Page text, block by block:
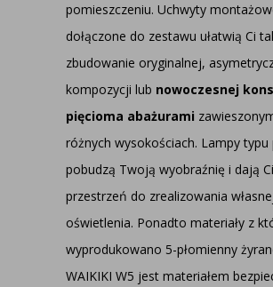
pomieszczeniu. Uchwyty
dołączone do zestawu ułatwią Ci
zbudowanie oryginalnej,
kompozycji lub nowoczesnej
pięcioma abażurami
różnych wysokościach. Lampy typu
pobudzą Twoją wyobraźnię i dają Ci
przestrzeń do zrealizowania
oświetlenia. Ponadto materiały z
wyprodukowano 5-płomienny
WAIKIKI W5 jest materiałem